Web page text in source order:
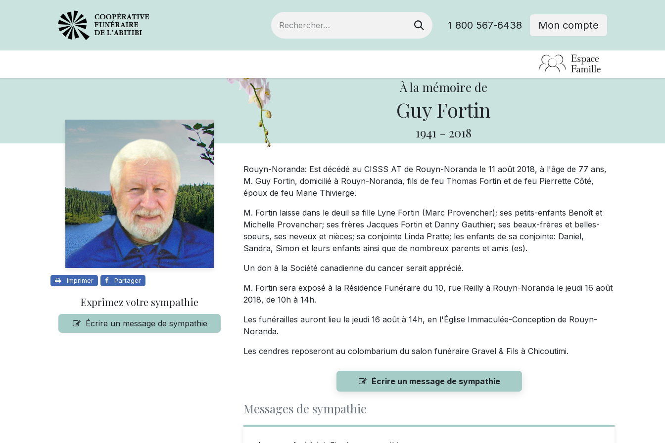
1 800 567-6438 Mon compte
À la mémoire de
Guy Fortin
1941 - 2018
Imprimer Partager
Exprimez votre sympathie
Écrire un message de sympathie
Rouyn-Noranda: Est décédé au CISSS AT de Rouyn-Noranda le 11 août 2018, à l'âge de 77 ans,
M. Guy Fortin, domicilié à Rouyn-Noranda, fils de feu Thomas Fortin et de feu Pierrette Côté,
époux de feu Marie Thivierge.
M. Fortin laisse dans le deuil sa fille Lyne Fortin (Marc Provencher); ses petits-enfants Benoît et
Michelle Provencher; ses frères Jacques Fortin et Danny Gauthier; ses beaux-frères et belles-
soeurs, ses neveux et nièces; sa conjointe Linda Pratte; les enfants de sa conjointe: Daniel,
Sandra, Simon et leurs enfants ainsi que de nombreux parents et amis (es).
Un don à la Société canadienne du cancer serait apprécié.
M. Fortin sera exposé à la Résidence Funéraire du 10, rue Reilly à Rouyn-Noranda le jeudi 16 août
2018, de 10h à 14h.
Les funérailles auront lieu le jeudi 16 août à 14h, en l'Église Immaculée-Conception de Rouyn-
Noranda.
Les cendres reposeront au colombarium du salon funéraire Gravel & Fils à Chicoutimi.
Écrire un message de sympathie
Messages de sympathie